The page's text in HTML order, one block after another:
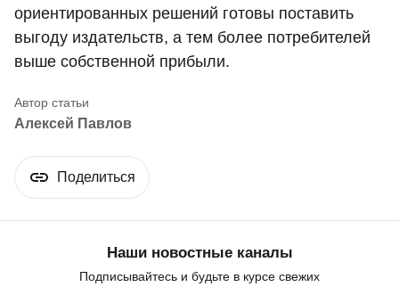
ориентированных решений готовы поставить
выгоду издательств, а тем более потребителей
выше собственной прибыли.
Алексей Павлов
Поделиться
Наши новостные каналы
Подписывайтесь и будьте в курсе свежих